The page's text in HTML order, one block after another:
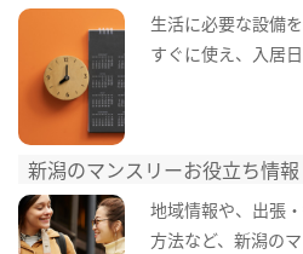
生活に必要な設備
すぐに使え、入居
新潟のマンスリーお役立ち情報
地域情報や、出張
方法など、新潟の